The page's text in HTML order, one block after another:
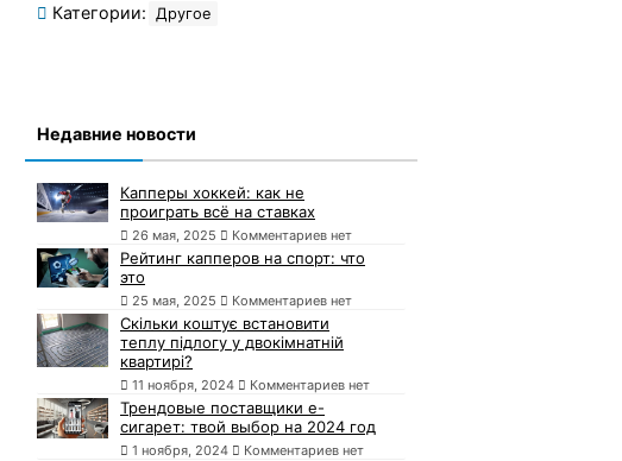
Категории: Другое
Недавние новости
Капперы хоккей: как не
проиграть всё на ставках
26 мая, 2025 Комментариев нет
Рейтинг капперов на спорт: что
это
25 мая, 2025 Комментариев нет
Скільки коштує встановити
теплу підлогу у двокімнатній
квартирі?
11 ноября, 2024 Комментариев нет
Трендовые поставщики e-
сигарет: твой выбор на 2024 год
1 ноября, 2024 Комментариев нет